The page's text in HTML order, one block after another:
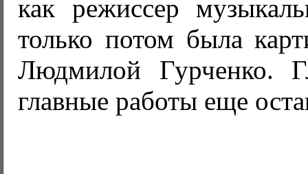
как режиссер
только потом была
Людмилой Гурченко.
главные работы еще